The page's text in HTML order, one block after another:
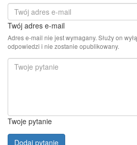
Szukasz dodatkowych informacji o Flair
espresso?
W naszej sekcji pomocy technicznej
pytania (FAQ) i odpowiedzi dotyczące
użytkowania tego produktu. Jeśli masz
dotyczące Flair PRO 2 (biały) | Flair
poniższym forum dyskusyjnym. Z